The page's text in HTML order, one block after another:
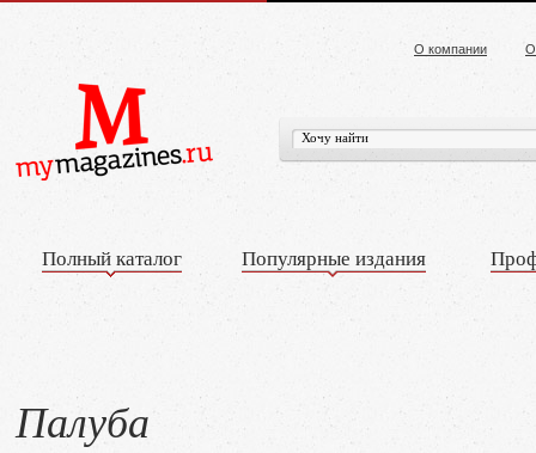
О компании
Полный каталог Популярные издания
Палуба